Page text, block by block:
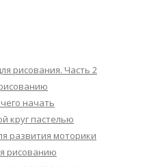
рисования. Часть 2
начать
круг пастелью
развития моторики
рисованию